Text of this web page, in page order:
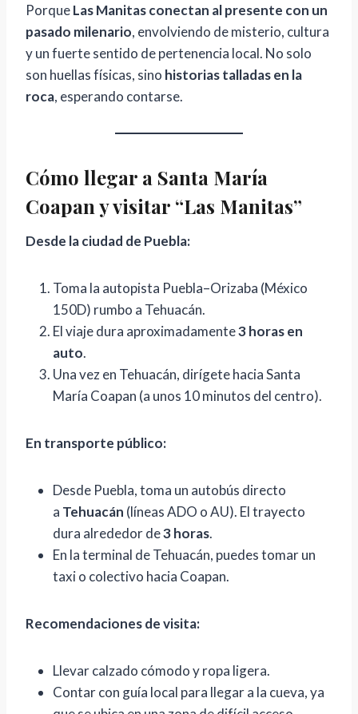
s
t
r
e
s
e
e
s
d
e
s
p
e
r
a
d
o
l
a
h
s
r
PorqueLas Manitas conectan al presente con un
pasado milenario, envolviendo de misterio, cultura
y un fuerte sentido de pertenencia local. No solo
son huellas físicas, sino historias talladas en la
roca, esperando contarse.
Cómo llegar a Santa María
Coapan y visitar “Las Manitas”
Desde la ciudad de Puebla:
Toma la autopista Puebla–Orizaba (México
150D) rumbo a Tehuacán.
El viaje dura aproximadamente3 horas en
auto.
Una vez en Tehuacán, dirígete hacia Santa
María Coapan (a unos 10 minutos del centro).
En transporte público:
Desde Puebla, toma un autobús directo
a Tehuacán (líneas ADO o AU). El trayecto
dura alrededor de3 horas.
En la terminal de Tehuacán, puedes tomar un
taxi o colectivo hacia Coapan.
Recomendaciones de visita:
Llevar calzado cómodo y ropa ligera.
Contar con guía local para llegar a la cueva, ya